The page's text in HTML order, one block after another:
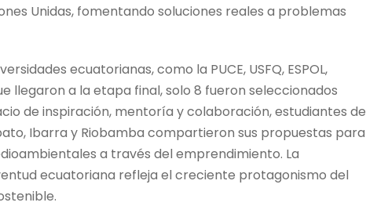
Unidas, fomentando soluciones reales a problemas
ecuatorianas, como la PUCE, USFQ, ESPOL,
llegaron a la etapa final, solo 8 fueron seleccionados
de inspiración, mentoría y colaboración, estudiantes de
Ibarra y Riobamba compartieron sus propuestas para
a través del emprendimiento. La
ecuatoriana refleja el creciente protagonismo del